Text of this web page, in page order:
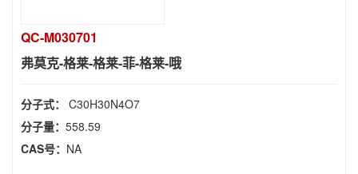
QC-M030701
弗莫克-格莱-格莱-菲-格莱-哦
分子式： C30H30N4O7
分子量： 558.59
CAS号： NA